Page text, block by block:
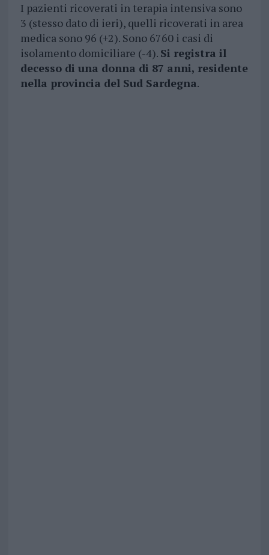
I pazienti ricoverati in terapia intensiva sono
3 (stesso dato di ieri), quelli ricoverati in area
medica sono 96 (+2). Sono 6760 i casi di
isolamento domiciliare (-4). Si registra il
decesso di una donna di 87 anni, residente
nella provincia del Sud Sardegna.